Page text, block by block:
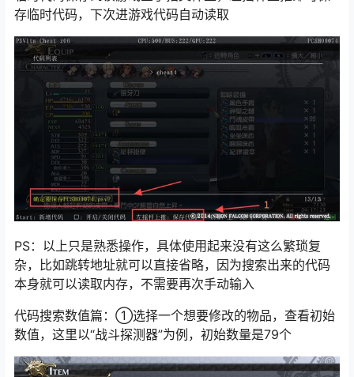
存临时代码，下次进游戏代码自动读取
PS：以上只是熟悉操作，具体使用起来没有这么繁琐复
杂，比如跳转地址就可以直接省略，因为搜索出来的代码
本身就可以读取内存，不需要再次手动输入
代码搜索数值篇：①选择一个想要修改的物品，查看初始
数值，这里以“战斗探测器”为例，初始数量是79个